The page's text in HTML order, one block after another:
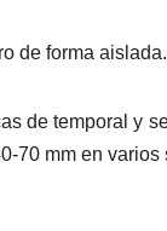
de forma aislada.
de temporal y
70 mm en varios